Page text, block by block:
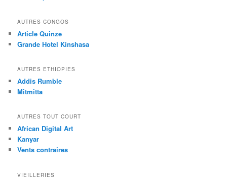
AUTRES CONGOS
Article Quinze
Grande Hotel Kinshasa
AUTRES ETHIOPIES
Addis Rumble
Mitmitta
AUTRES TOUT COURT
African Digital Art
Kanyar
Vents contraires
VIEILLERIES